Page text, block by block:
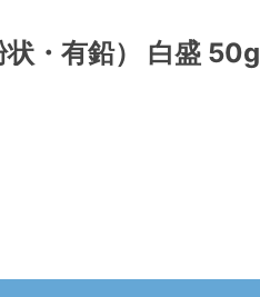
・有鉛） 白盛 50g